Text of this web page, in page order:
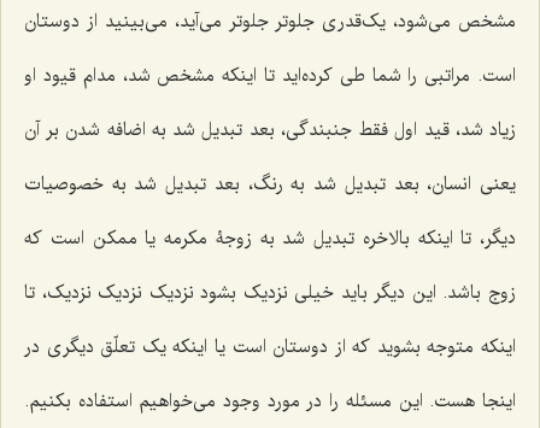
مشخص مى‌شود، یک‌قدرى جلوتر جلوتر مى‌آید، مى‌بینید از دوستان
است. مراتبى را شما طى کرده‌اید تا اینکه مشخص شد، مدام قیود او
زیاد شد، قید اول فقط جنبندگى، بعد تبدیل شد به اضافه شدن بر آن
یعنی انسان، بعد تبدیل شد به رنگ، بعد تبدیل شد به خصوصیات
دیگر، تا اینکه بالاخره تبدیل شد به زوجۀ مکرمه یا ممکن است که
زوج باشد. این دیگر باید خیلى نزدیک بشود نزدیک نزدیک نزدیک، تا
اینکه متوجه بشوید که از دوستان است یا اینکه یک تعلّق دیگرى در
اینجا هست. این مسئله را در مورد وجود مى‌خواهیم استفاده بکنیم.